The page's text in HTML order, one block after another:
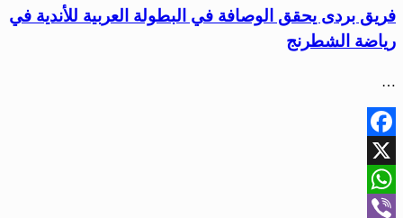
فريق بردى يحقق الوصافة في البطولة العربية للأندية في
رياضة الشطرنج
…
Facebook
X
WhatsApp